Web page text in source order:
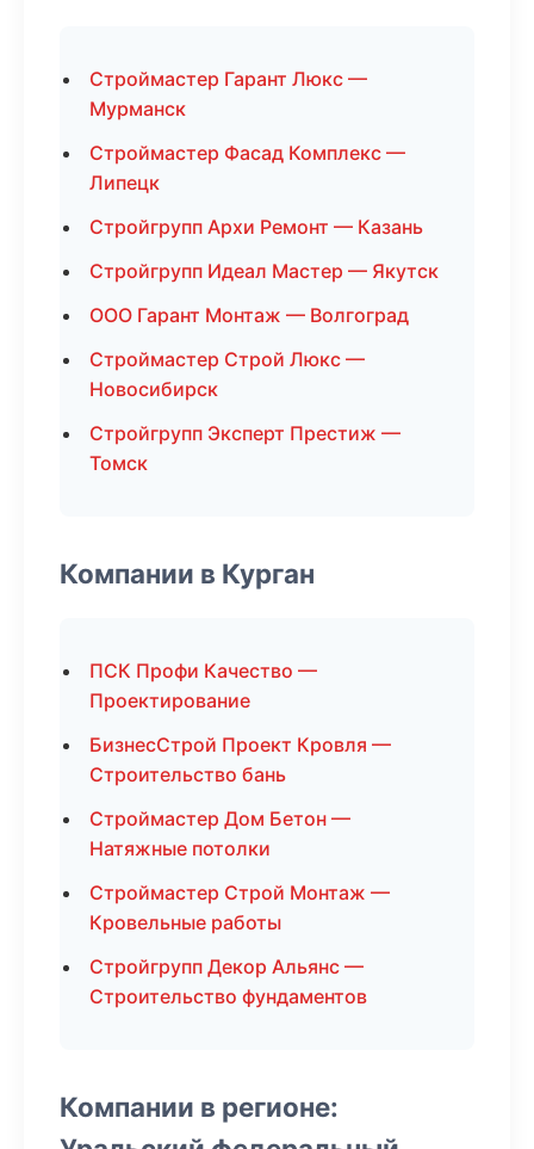
Строймастер Гарант Люкс —
Мурманск
Строймастер Фасад Комплекс —
Липецк
Стройгрупп Архи Ремонт — Казань
Стройгрупп Идеал Мастер — Якутск
ООО Гарант Монтаж — Волгоград
Строймастер Строй Люкс —
Новосибирск
Стройгрупп Эксперт Престиж —
Томск
Компании в Курган
ПСК Профи Качество —
Проектирование
БизнесСтрой Проект Кровля —
Строительство бань
Строймастер Дом Бетон —
Натяжные потолки
Строймастер Строй Монтаж —
Кровельные работы
Стройгрупп Декор Альянс —
Строительство фундаментов
Компании в регионе: